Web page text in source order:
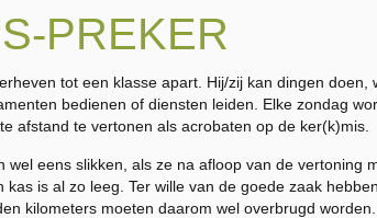
PREKER
tot een klasse apart. Hij/zij kan dingen
bedienen of diensten leiden. Elke zondag
afstand te vertonen als acrobaten op de ker(k)mis.
wel eens slikken, als ze na afloop van de vertoning
kas is al zo leeg. Ter wille van de goede zaak
kilometers moeten daarom wel overbrugd worden.